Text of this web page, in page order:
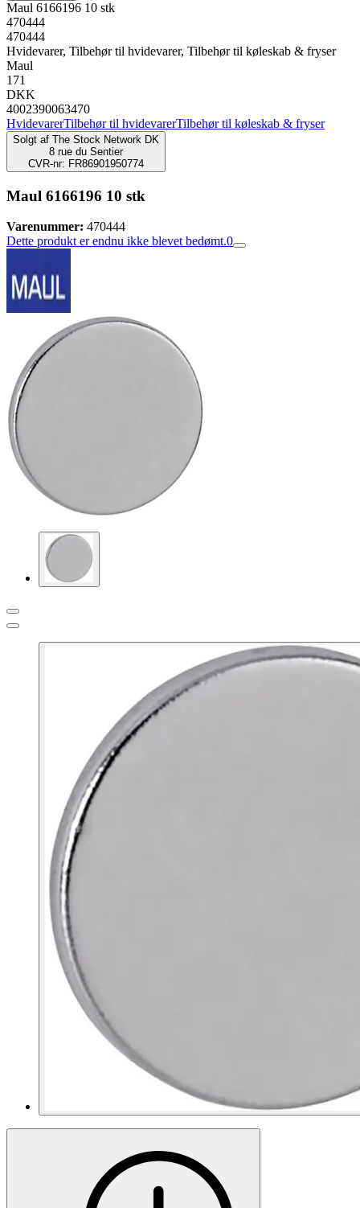
Maul 6166196 10 stk
470444
470444
Hvidevarer, Tilbehør til hvidevarer, Tilbehør til køleskab & fryser
Maul
171
DKK
4002390063470
HvidevarerTilbehør til hvidevarerTilbehør til køleskab & fryser
Solgt af The Stock Network DK
8 rue du Sentier
CVR-nr: FR86901950774
Maul 6166196 10 stk
Varenummer: 470444
Dette produkt er endnu ikke blevet bedømt.0